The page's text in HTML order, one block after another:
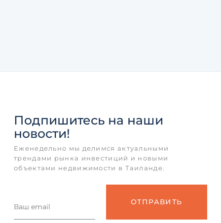
Подпишитесь на наши
новости!
Еженедельно мы делимся актуальными
трендами рынка инвестиций и новыми
объектами недвижимости в Таиланде.